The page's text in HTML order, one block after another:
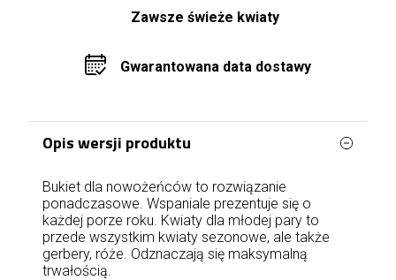
Zawsze świeże kwiaty
Gwarantowana data dostawy
Opis wersji produktu
Bukiet dla nowożeńców to rozwiązanie
ponadczasowe. Wspaniale prezentuje się o
każdej porze roku. Kwiaty dla młodej pary to
przede wszystkim kwiaty sezonowe, ale także
gerbery, róże. Odznaczają się maksymalną
trwałością.